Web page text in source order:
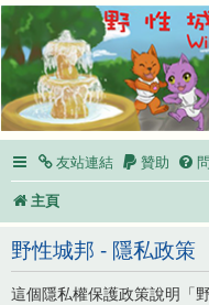
友站連結 贊助
主頁
野性城邦 - 隱私政策
這個隱私權保護政策說明「